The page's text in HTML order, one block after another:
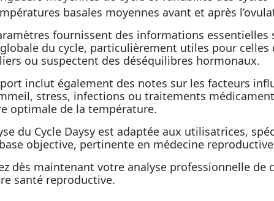
basales moyennes avant et après
fournissent des informations
du cycle, particulièrement utiles pour
ou suspectent des déséquilibres hormonaux.
inclut également des notes sur les facteurs
stress, infections ou traitements
optimale de la température.
du Cycle Daysy est adaptée aux utilisatrices,
base objective, pertinente en médecine
dès maintenant votre analyse professionnelle
santé reproductive.